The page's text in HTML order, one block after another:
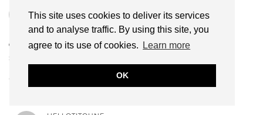
This site uses cookies to deliver its services
and to analyse traffic. By using this site, you
agree to its use of cookies.
Learn more
OK
2 NOVEMBRE 2018 / 7 H 53 MIN
C’est toujours un grand plaisir de te lire
ma belle